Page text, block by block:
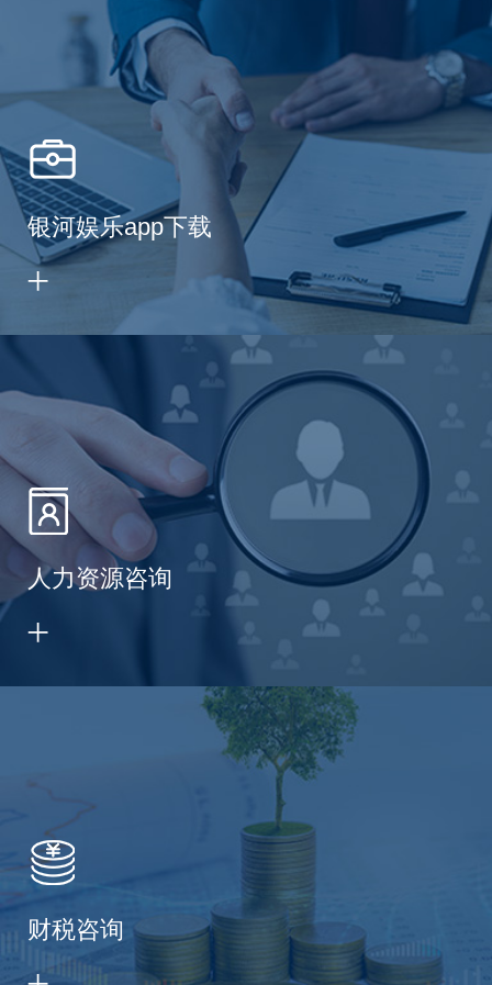
银河娱乐app下载
人力资源咨询
财税咨询